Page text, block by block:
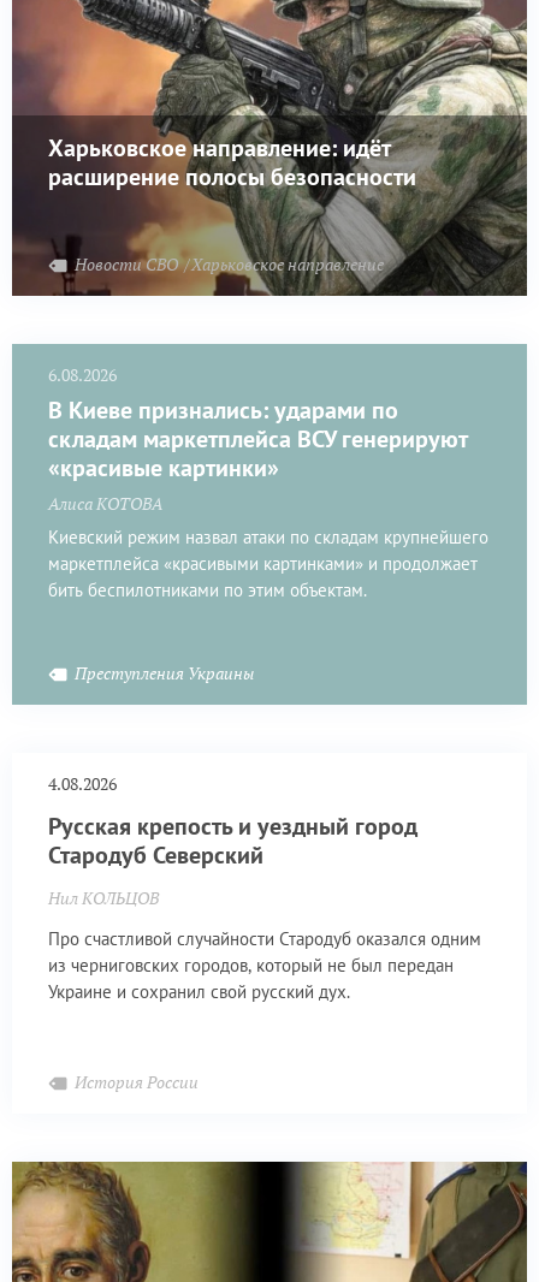
Харьковское направление: идёт
расширение полосы безопасности
Новости СВО Харьковское направление
6.08.2026
В Киеве признались: ударами по
складам маркетплейса ВСУ генерируют
«красивые картинки»
Алиса КОТОВА
Киевский режим назвал атаки по складам крупнейшего
маркетплейса «красивыми картинками» и продолжает
бить беспилотниками по этим объектам.
Преступления Украины
4.08.2026
Русская крепость и уездный город
Стародуб Северский
Нил КОЛЬЦОВ
Про счастливой случайности Стародуб оказался одним
из черниговских городов, который не был передан
Украине и сохранил свой русский дух.
История России